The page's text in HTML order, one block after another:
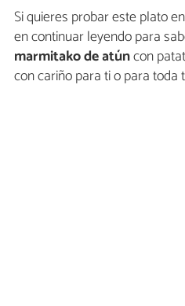
Si quieres probar este plato
en continuar leyendo para
marmitako de atúncon
con cariño para ti o para toda